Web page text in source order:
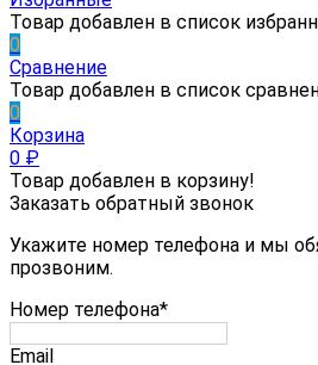
Товар добавлен в список
0
Сравнение
Товар добавлен в список
0
Корзина
0 ₽
Товар добавлен в корзину!
Заказать обратный звонок
Укажите номер телефона и мы
прозвоним.
Номер телефона*
Email